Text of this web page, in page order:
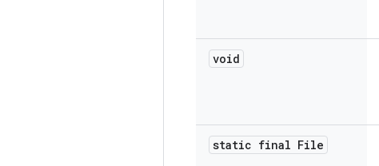
void
static final File